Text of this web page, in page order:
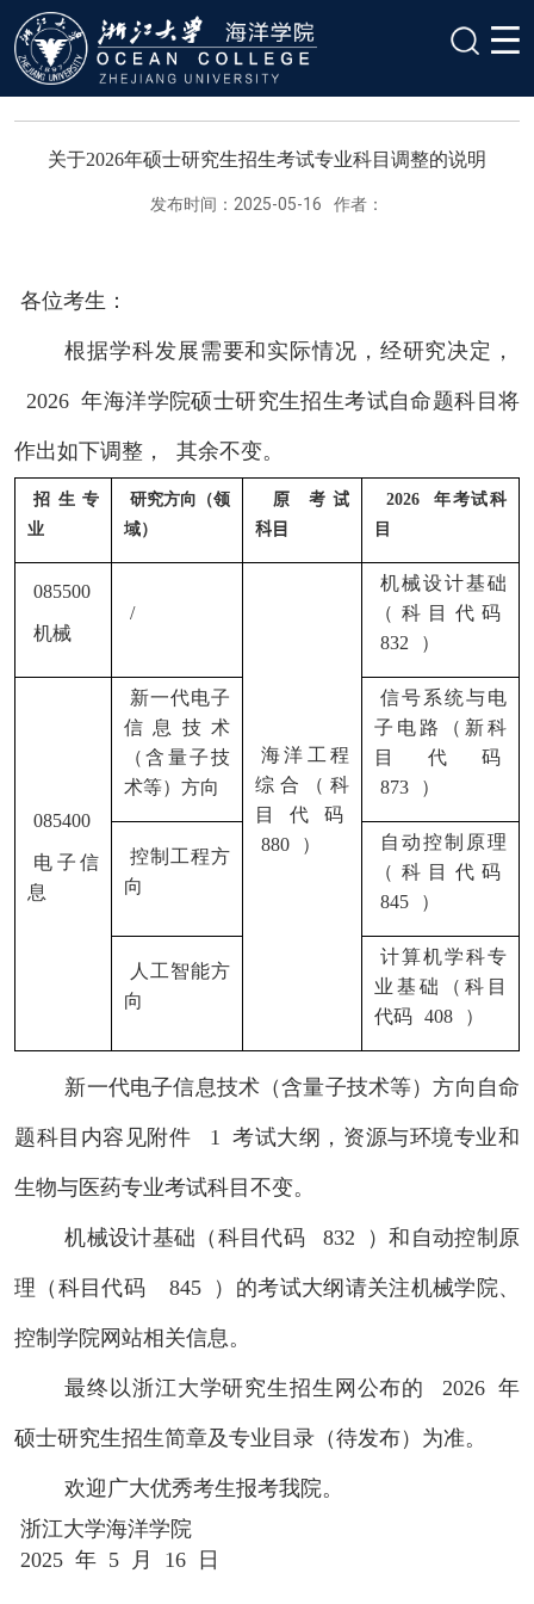
关于2026年硕士研究生招生考试专业科目调整的说明
发布时间：2025-05-16 作者：
各位考生：
根据学科发展需要和实际情况，经研究决定，
2026 年海洋学院硕士研究生招生考试自命题科目将
作出如下调整， 其余不变。
招生专
业
研究方向（领
域）
原
考试
科目
2026
年考试科
目
085500
机械
/
海洋工程
综合（科
目代码
880
）
机械设计基础
（科目代码
832
）
085400
电子信
息
新一代电子
信息技术
（含量子技
术等）方向
信号系统与电
子电路（新科
目代码
873
）
控制工程方
向
自动控制原理
（科目代码
845
）
人工智能方
向
计算机学科专
业基础（科目
代码 408 ）
新一代电子信息技术（含量子技术等）方向自命
题科目内容见附件 1 考试大纲，资源与环境专业和
生物与医药专业考试科目不变。
机械设计基础（科目代码 832 ）和自动控制原
理（科目代码 845 ）的考试大纲请关注机械学院、
控制学院网站相关信息。
最终以浙江大学研究生招生网公布的 2026 年
硕士研究生招生简章及专业目录（待发布）为准。
欢迎广大优秀考生报考我院。
浙江大学海洋学院
2025 年 5 月 16
日